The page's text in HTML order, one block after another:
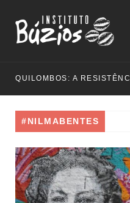
QUILOMBOS: A
#NILMABENTES